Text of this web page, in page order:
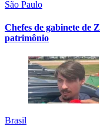
São Paulo
Chefes de gabinete de
patrimônio
Brasil